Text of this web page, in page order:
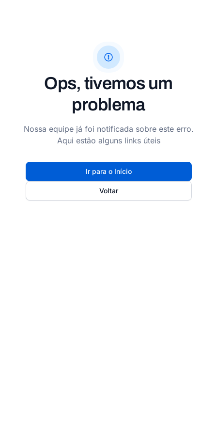
Ops, tivemos um
problema
Nossa equipe já foi notificada sobre este erro.
Aqui estão alguns links úteis
Ir para o Início
Voltar